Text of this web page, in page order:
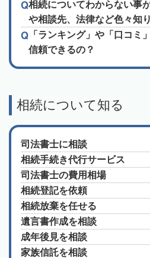
相続についてわからない事
や相談先、法律など色々知
「ランキング」や「口コミ
信頼できるの？
相続について知る
司法書士に相談
相続手続き代行サービス
司法書士の費用相場
相続登記を依頼
相続放棄を任せる
遺言書作成を相談
成年後見を相談
家族信託を相談